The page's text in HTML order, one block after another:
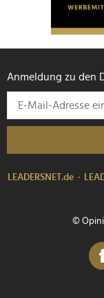
Anmeldung zu den
LEADERSNET.de
©